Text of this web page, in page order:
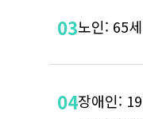
03노인: 65
04장애인: